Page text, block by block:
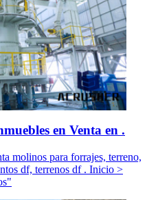
en Venta en .
molinos para forrajes, terreno,
df, terrenos df . Inicio >